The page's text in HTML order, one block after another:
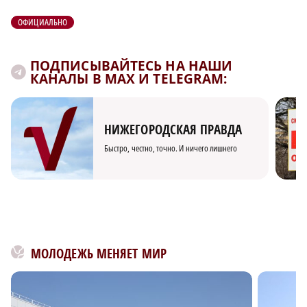
ОФИЦИАЛЬНО
ПОДПИСЫВАЙТЕСЬ НА НАШИ
КАНАЛЫ В MAX И TELEGRAM:
НИЖЕГОРОДСКАЯ ПРАВДА
Быстро, честно, точно. И ничего лишнего
МОЛОДЕЖЬ МЕНЯЕТ МИР